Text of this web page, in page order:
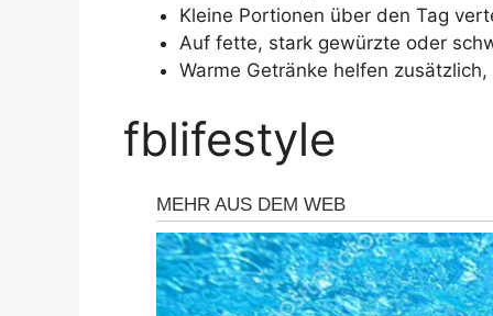
Kleine Portionen über den Tag
Auf fette, stark gewürzte oder
Warme Getränke helfen
fblifestyle